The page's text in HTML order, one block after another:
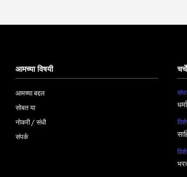
आमच्या विषयी
आमच्या बद्दल
सोबत या
नोकरी / संधी
संपर्क